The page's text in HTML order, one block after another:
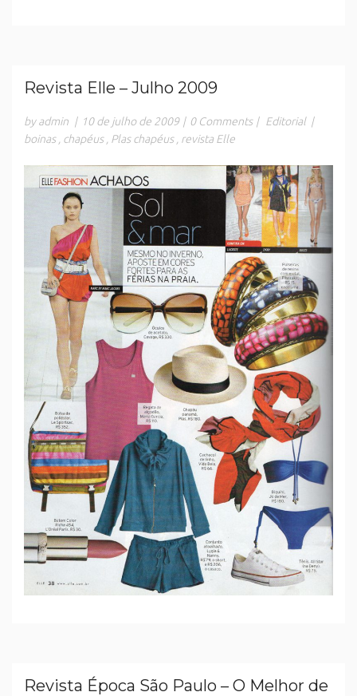
Revista Elle – Julho 2009
by admin | 10 de julho de 2009 | 0 Comments | Editorial |
boinas
chapéus Plas chapéus revista Elle
Revista Época São Paulo – O Melhor de